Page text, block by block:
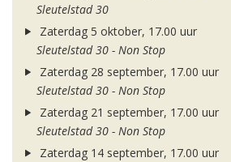
Sleutelstad 30
Zaterdag 5 oktober, 17.00 uur
Sleutelstad 30 - Non Stop
Zaterdag 28 september, 17.00 uur
Sleutelstad 30 - Non Stop
Zaterdag 21 september, 17.00 uur
Sleutelstad 30 - Non Stop
Zaterdag 14 september, 17.00 uur